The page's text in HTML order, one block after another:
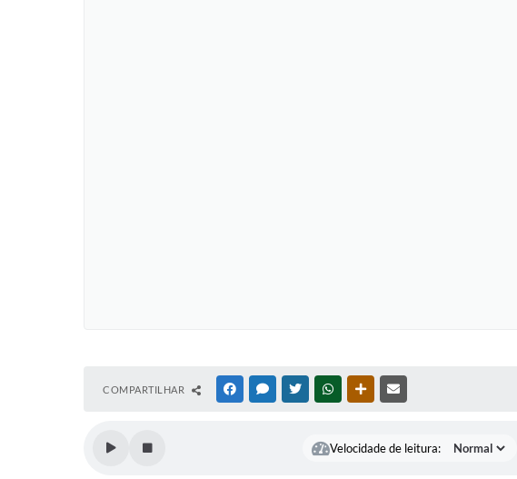
COMPARTILHAR FACEBOOKMESSENGER
TWITTERWHATSAPPOUTRAS MÍDIAS
Velocidade de leitura: